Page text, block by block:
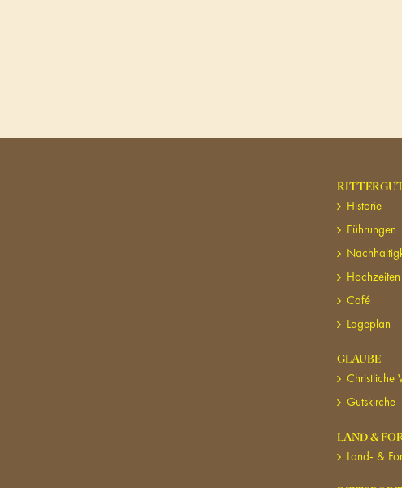
Historie
Führungen
Café
Lageplan
GLAUBE
Christliche
Gutskirche
LAND &
Land- &